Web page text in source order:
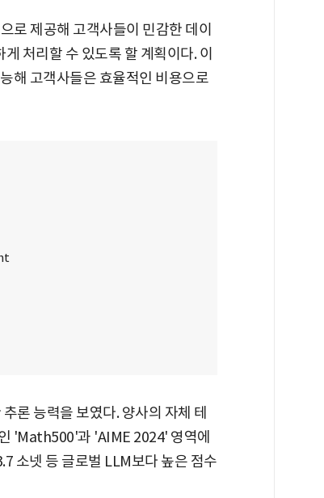
로 제공해 고객사들이 민감한 데이
처리할 수 있도록 할 계획이다. 이
해 고객사들은 효율적인 비용으로
론 능력을 보였다. 양사의 자체 테
'Math500'과 'AIME 2024' 영역에
소넷 등 글로벌 LLM보다 높은 점수